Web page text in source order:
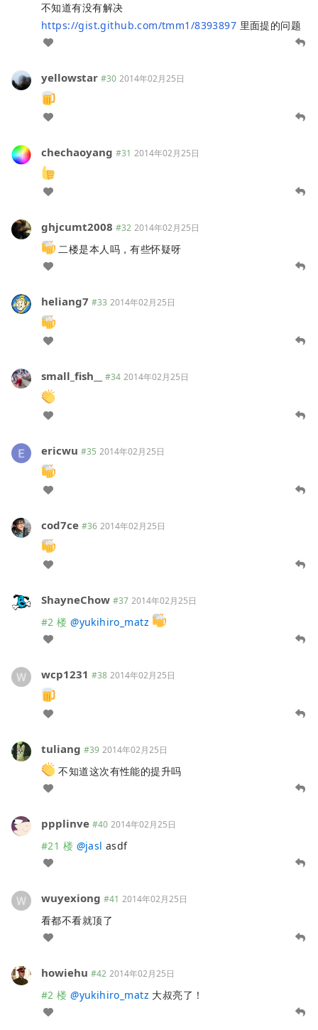
不知道有没有解决
https://gist.github.com/tmm1/8393897 里面提的问题
yellowstar #30 2014年02月25日
chechaoyang #31 2014年02月25日
ghjcumt2008 #32 2014年02月25日
二楼是本人吗，有些怀疑呀
heliang7 #33 2014年02月25日
small_fish__ #34 2014年02月25日
ericwu #35 2014年02月25日
cod7ce #36 2014年02月25日
ShayneChow #37 2014年02月25日
#2 楼 @yukihiro_matz
wcp1231 #38 2014年02月25日
tuliang #39 2014年02月25日
不知道这次有性能的提升吗
ppplinve #40 2014年02月25日
#21 楼 @jasl asdf
wuyexiong #41 2014年02月25日
看都不看就顶了
howiehu #42 2014年02月25日
#2 楼 @yukihiro_matz 大叔亮了！